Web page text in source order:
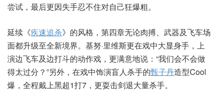
尝试，最后更因失手忍不住对自己狂爆粗。
延续《疾速追杀》的风格，第四章无论肉搏、武器及飞车场
面都升级至全新境界。基努·里维斯更在戏中大显身手，上
演边飞车及边打斗的动作戏，更满意地说：“我们会不会做
得太过分？”另外，在戏中饰演盲人杀手的甄子丹造型Cool
爆，全程戴上黑超1打7，更耍击剑退大量杀手。